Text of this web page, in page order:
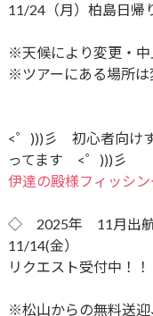
11/24（月）柏島日帰
※天候により変更・
※ツアーにある場所は
<゜)))彡 初心者向け
ってます <゜)))彡
伊達の殿様フィッシン
◇ 2025年 11月出
11/14(金）
リクエスト受付中！！
※松山からの無料送